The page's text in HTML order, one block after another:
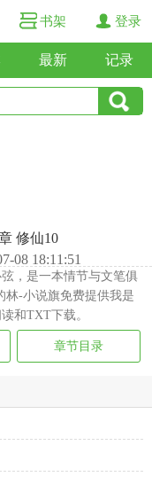
书架 登录
最新 记录
修仙10
08 18:11:51
，是一本情节与文笔俱
林-小说旗免费提供我是
和TXT下载。
章节目录